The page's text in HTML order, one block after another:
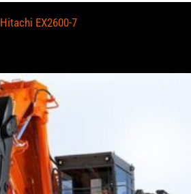
Hitachi EX2600-7